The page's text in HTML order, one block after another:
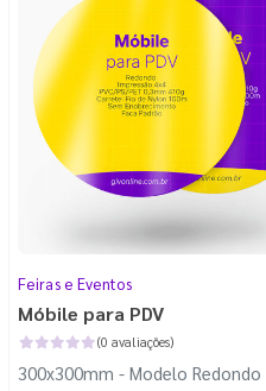
Feiras e Eventos
Móbile para PDV
(0 avaliações)
300x300mm - Modelo